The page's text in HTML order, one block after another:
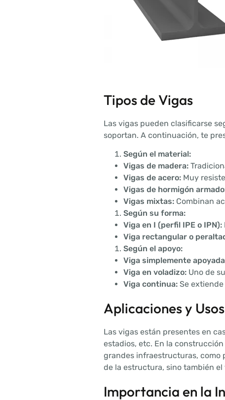
Tipos de Vigas
Las vigas pueden clasificarse
soportan. A continuación, te
Según el material:
Vigas de madera:
Vigas de acero: Muy
Vigas de hormigón
Vigas mixtas: Combinan
Según su forma:
Viga en I (perfil IPE o IPN):
Viga rectangular o
Según el apoyo:
Viga simplemente
Viga en voladizo: Uno de
Viga continua: Se
Aplicaciones y Usos
Las vigas están presentes en
estadios, etc. En la
grandes infraestructuras, como
de la estructura, sino también
Importancia en la